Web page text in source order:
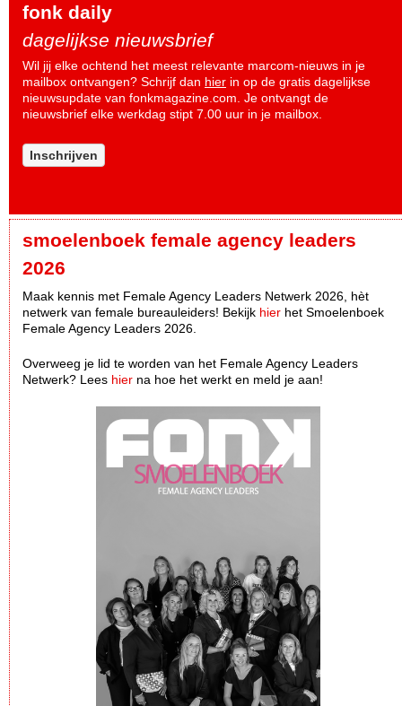
fonk daily
dagelijkse nieuwsbrief
Wil jij elke ochtend het meest relevante marcom-nieuws in je
mailbox ontvangen? Schrijf dan hier in op de gratis dagelijkse
nieuwsupdate van fonkmagazine.com. Je ontvangt de
nieuwsbrief elke werkdag stipt 7.00 uur in je mailbox.
Inschrijven
smoelenboek female agency leaders
2026
Maak kennis met Female Agency Leaders Netwerk 2026, hèt
netwerk van female bureauleiders! Bekijk hier het Smoelenboek
Female Agency Leaders 2026.
Overweeg je lid te worden van het Female Agency Leaders
Netwerk? Lees hier na hoe het werkt en meld je aan!